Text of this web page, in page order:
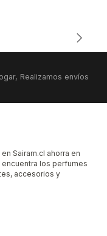
Realizamos envíos
Sairam.cl ahorra en
encuentra los perfumes
accesorios y